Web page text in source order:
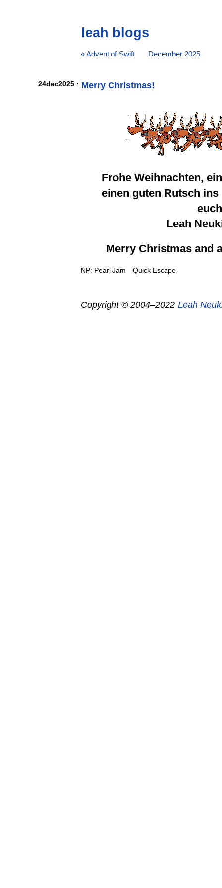
leah blogs
« Advent of Swift December 2025
24dec2025 · Merry Christmas!
Frohe Weihnachten,
einen guten Rutsch
euch
Leah
Merry Christmas and
NP: Pearl Jam—Quick Escape
Copyright © 2004–2022 Leah